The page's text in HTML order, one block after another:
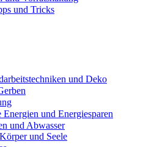
und Tricks
und Deko
und Energiesparen
und Abwasser
und Seele